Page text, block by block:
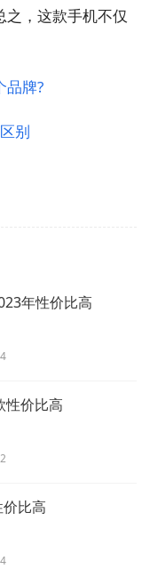
，这款手机不仅
品牌?
别
年性价比高
性价比高
比高